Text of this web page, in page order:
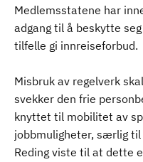
Medlemsstatene har
adgang til å beskytte
tilfelle gi innreiseforbud.
Misbruk av regelverk
svekker den frie
knyttet til mobilitet av
jobbmuligheter, særlig
Reding viste til at dette